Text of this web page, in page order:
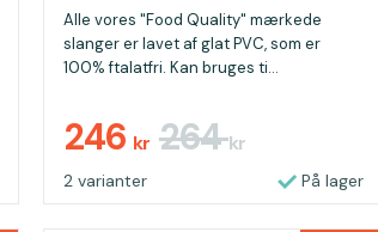
Alle vores "Food Quality" mærkede
slanger er lavet af glat PVC, som er
100% ftalatfri. Kan bruges ti...
246 kr 264kr
2 varianter På lager